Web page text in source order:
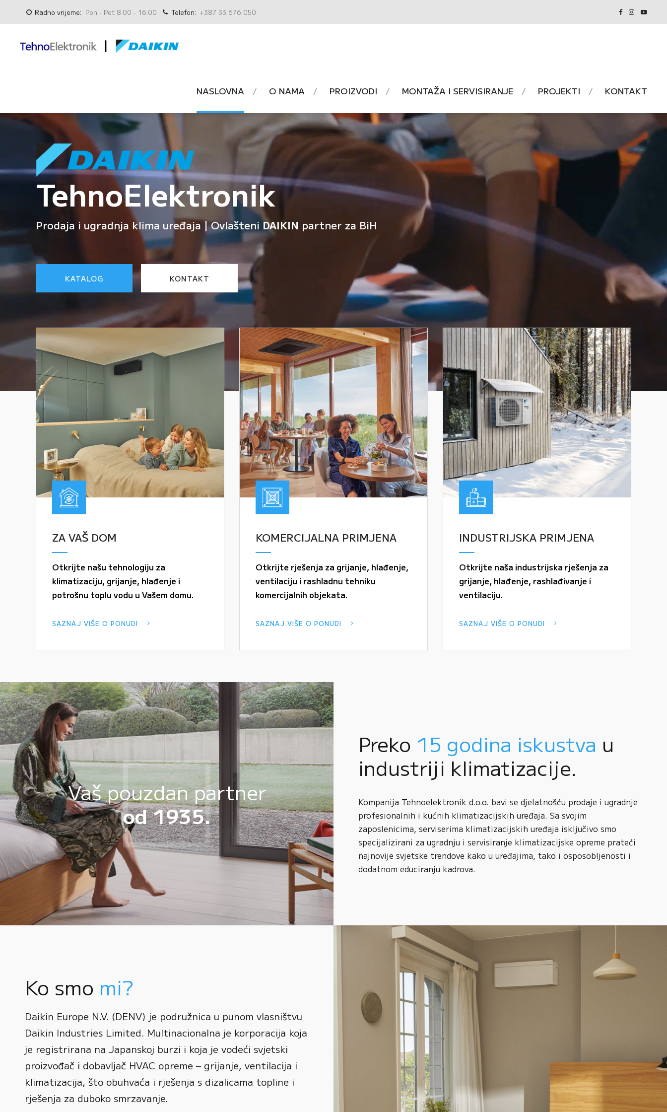
Radno vrijeme: Pon - Pet 8.00 - 16.00 Telefon: +387 33 676 050
NASLOVNA O NAMA PROIZVODI MONTAŽA I SERVISIRANJE PROJEKTI KONTAKT
TehnoElektronik
Prodaja i ugradnja klima uređaja | OvlašteniDAIKIN partner za BiH
KATALOG KONTAKT
ZA VAŠ DOM
Otkrijte našu tehnologiju za
klimatizaciju, grijanje, hlađenje i
potrošnu toplu vodu u Vašem domu.
SAZNAJ VIŠE O PONUDI
KOMERCIJALNA PRIMJENA
Otkrijte rješenja za grijanje, hlađenje,
ventilaciju i rashladnu tehniku
komercijalnih objekata.
SAZNAJ VIŠE O PONUDI
INDUSTRIJSKA PRIMJENA
Otkrijte naša industrijska rješenja za
grijanje, hlađenje, rashlađivanje i
ventilaciju.
SAZNAJ VIŠE O PONUDI
Vaš pouzdan partner
od 1935.
Preko 15 godina iskustva u
industriji klimatizacije.
Kompanija Tehnoelektronik d.o.o. bavi se djelatnošću prodaje i ugradnje
profesionalnih i kućnih klimatizacijskih uređaja. Sa svojim
zaposlenicima, serviserima klimatizacijskih uređaja isključivo smo
specijalizirani za ugradnju i servisiranje klimatizacijske opreme prateći
najnovije svjetske trendove kako u uređajima, tako i osposobljenosti i
dodatnom educiranju kadrova.
Ko smo mi?
Daikin Europe N.V. (DENV) je podružnica u punom vlasništvu
Daikin Industries Limited. Multinacionalna je korporacija koja
je registrirana na Japanskoj burzi i koja je vodeći svjetski
proizvođač i dobavljač HVAC opreme – grijanje, ventilacija i
klimatizacija, što obuhvaća i rješenja s dizalicama topline i
rješenja za duboko smrzavanje.
0
1
2
3
4
0
1
2
3
0
1
2
0